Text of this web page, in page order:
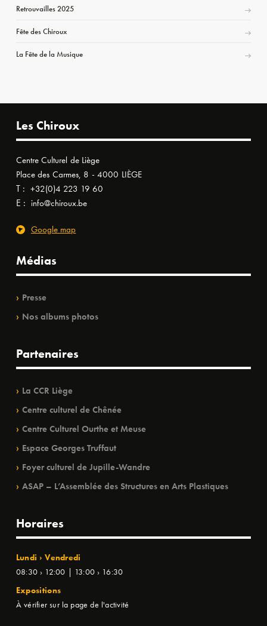
Retrouvailles 2025
Fête des Chiroux
La Fête de la Musique
Les Chiroux
Centre Culturel de Liège
Place des Carmes, 8 - 4000 LIÈGE
T : +32(0)4 223 19 60
E : info@chiroux.be
Google map
Médias
Presse
Nos albums photos
Partenaires
La CCR Liège
Centre culturel de Chênée
Centre Culturel Ourthe et Meuse
Espace Georges Truffaut
Foyer culturel de Jupille-Wandre
ASAP – L’Assemblée des Structures en Arts Plastiques
Horaires
Lundi › Vendredi
08:30 › 12:00 | 13:00 › 16:30
Expositions
À vérifier sur la page de l'activité